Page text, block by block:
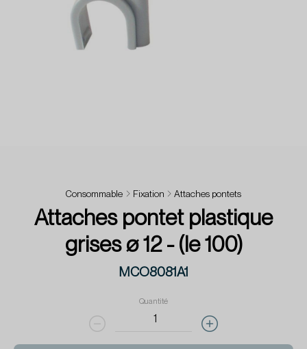
Consommable Fixation Attaches pontets
Attaches pontet plastique
grises ø 12 - (le 100)
MCO8081A1
Quantité